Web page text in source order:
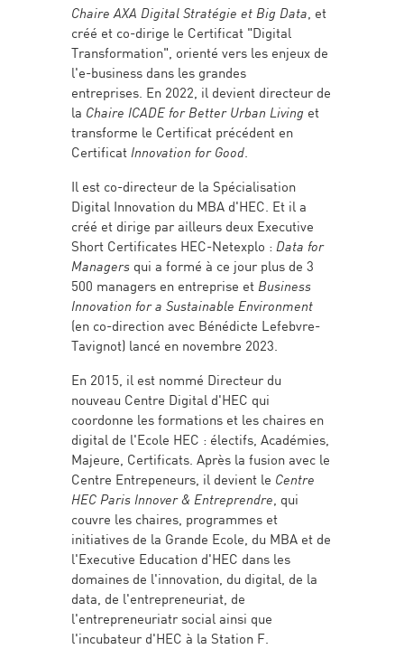
Chaire AXA Digital Stratégie et Big Data, et
créé et co-dirige le Certificat "Digital
Transformation", orienté vers les enjeux de
l'e-business dans les grandes
entreprises. En 2022, il devient directeur de
la Chaire ICADE for Better Urban Living et
transforme le Certificat précédent en
CertificatInnovation for Good.
Il est co-directeur de la Spécialisation
Digital Innovation du MBA d'HEC. Et il a
créé et dirige par ailleurs deux Executive
Short Certificates HEC-Netexplo :Data for
Managers qui a formé à ce jour plus de 3
500 managers en entreprise etBusiness
Innovation for a Sustainable Environment
(en co-direction avec Bénédicte Lefebvre-
Tavignot) lancé en novembre 2023.
En 2015, il est nommé Directeur du
nouveau Centre Digital d'HEC qui
coordonne les formations et les chaires en
digital de l'Ecole HEC : électifs, Académies,
Majeure, Certificats. Après la fusion avec le
Centre Entrepeneurs, il devient le Centre
HEC Paris Innover & Entreprendre, qui
couvre les chaires, programmes et
initiatives de la Grande Ecole, du MBA et de
l'Executive Education d'HEC dans les
domaines de l'innovation, du digital, de la
data, de l'entrepreneuriat, de
l'entrepreneuriatr social ainsi que
l'incubateur d'HEC à la Station F.